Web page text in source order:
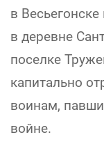
в
в деревне
поселке
капитально
воинам,
войне.